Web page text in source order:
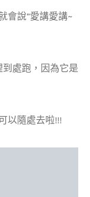
會說”愛講愛講~
處跑，因為它是
以隨處去啦!!!